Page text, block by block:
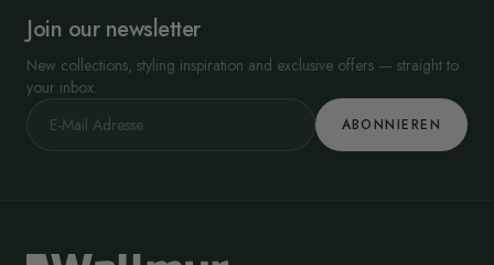
Join our newsletter
New collections, styling inspiration and exclusive offers — straight to
your inbox.
ABONNIEREN